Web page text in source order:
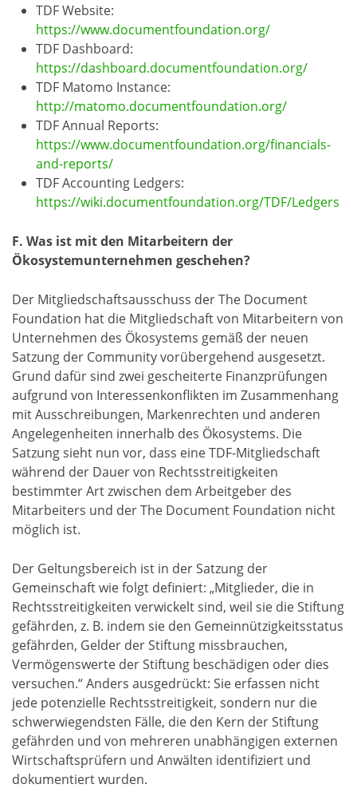
TDF Website:
https://www.documentfoundation.org/
TDF Dashboard:
https://dashboard.documentfoundation.org/
TDF Matomo Instance:
http://matomo.documentfoundation.org/
TDF Annual Reports:
https://www.documentfoundation.org/financials-
and-reports/
TDF Accounting Ledgers:
https://wiki.documentfoundation.org/TDF/Ledgers
F. Was ist mit den Mitarbeitern der
Ökosystemunternehmen geschehen?
Der Mitgliedschaftsausschuss der The Document
Foundation hat die Mitgliedschaft von Mitarbeitern von
Unternehmen des Ökosystems gemäß der neuen
Satzung der Community vorübergehend ausgesetzt.
Grund dafür sind zwei gescheiterte Finanzprüfungen
aufgrund von Interessenkonflikten im Zusammenhang
mit Ausschreibungen, Markenrechten und anderen
Angelegenheiten innerhalb des Ökosystems. Die
Satzung sieht nun vor, dass eine TDF-Mitgliedschaft
während der Dauer von Rechtsstreitigkeiten
bestimmter Art zwischen dem Arbeitgeber des
Mitarbeiters und der The Document Foundation nicht
möglich ist.
Der Geltungsbereich ist in der Satzung der
Gemeinschaft wie folgt definiert: „Mitglieder, die in
Rechtsstreitigkeiten verwickelt sind, weil sie die Stiftung
gefährden, z. B. indem sie den Gemeinnützigkeitsstatus
gefährden, Gelder der Stiftung missbrauchen,
Vermögenswerte der Stiftung beschädigen oder dies
versuchen.“ Anders ausgedrückt: Sie erfassen nicht
jede potenzielle Rechtsstreitigkeit, sondern nur die
schwerwiegendsten Fälle, die den Kern der Stiftung
gefährden und von mehreren unabhängigen externen
Wirtschaftsprüfern und Anwälten identifiziert und
dokumentiert wurden.